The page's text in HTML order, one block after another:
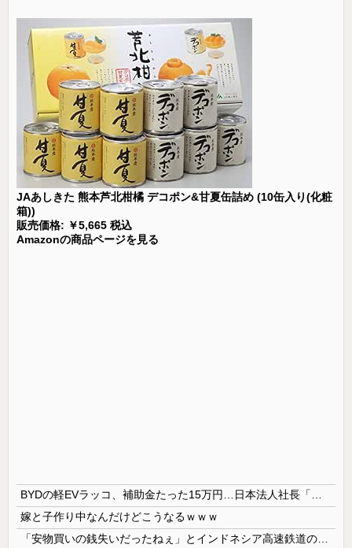
JAあしきた 熊本芦北柑橘 デコポン&甘夏缶詰め (10缶入り(化粧
箱))
販売価格: ￥5,665 税込
Amazonの商品ページを見る
嫁と子作り中なんだけどこうなるｗｗｗ